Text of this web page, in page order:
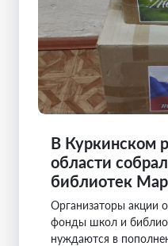
В Куркинском
области
библиотек
Организаторы акции
фонды школ и
нуждаются в